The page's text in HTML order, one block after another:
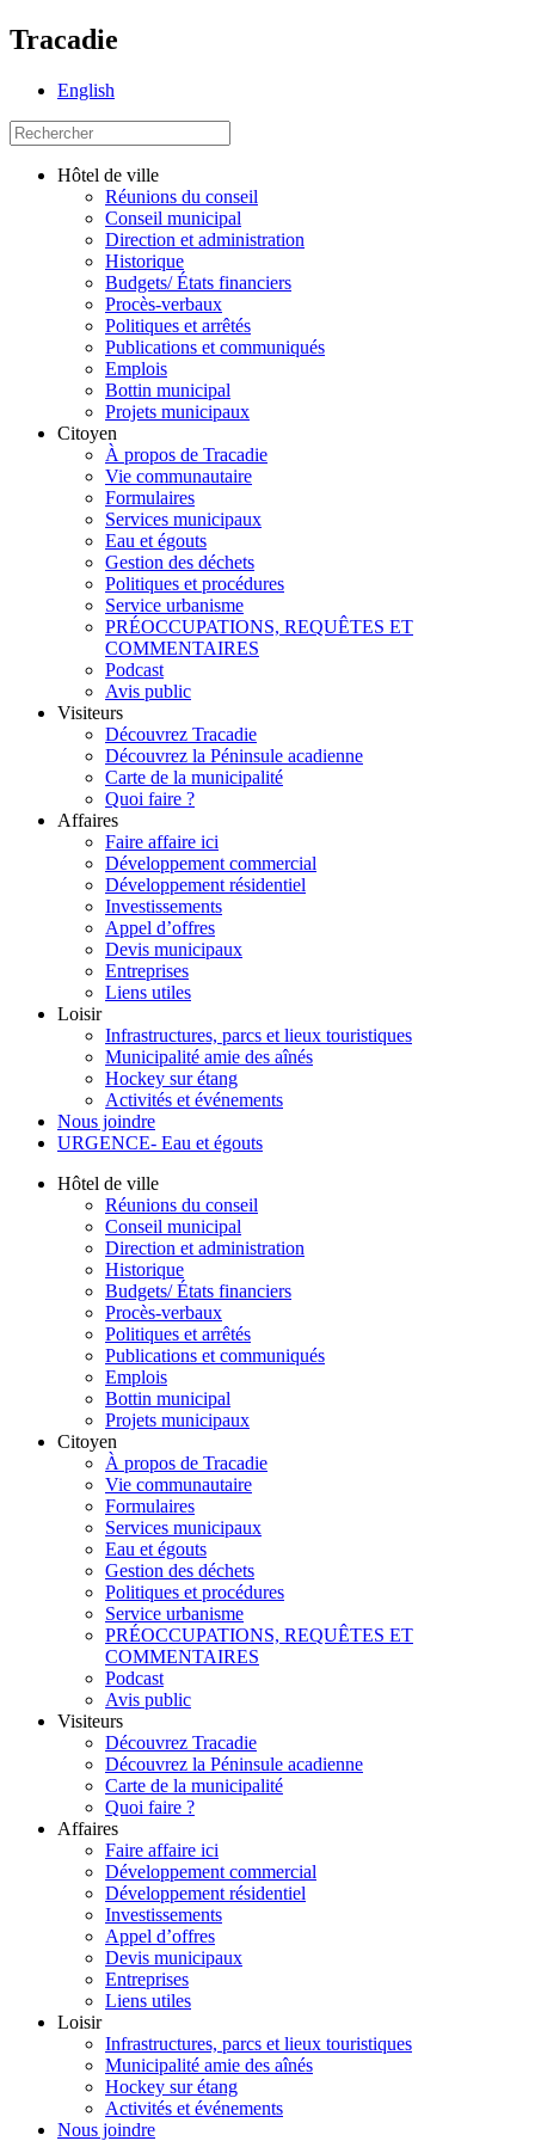
Tracadie
English
Hôtel de ville
Réunions du conseil
Conseil municipal
Direction et administration
Historique
Budgets/ États financiers
Procès-verbaux
Politiques et arrêtés
Publications et communiqués
Emplois
Bottin municipal
Projets municipaux
Citoyen
À propos de Tracadie
Vie communautaire
Formulaires
Services municipaux
Eau et égouts
Gestion des déchets
Politiques et procédures
Service urbanisme
PRÉOCCUPATIONS, REQUÊTES ET
COMMENTAIRES
Podcast
Avis public
Visiteurs
Découvrez Tracadie
Découvrez la Péninsule acadienne
Carte de la municipalité
Quoi faire ?
Affaires
Faire affaire ici
Développement commercial
Développement résidentiel
Investissements
Appel d’offres
Devis municipaux
Entreprises
Liens utiles
Loisir
Infrastructures, parcs et lieux touristiques
Municipalité amie des aînés
Hockey sur étang
Activités et événements
Nous joindre
URGENCE- Eau et égouts
Hôtel de ville
Réunions du conseil
Conseil municipal
Direction et administration
Historique
Budgets/ États financiers
Procès-verbaux
Politiques et arrêtés
Publications et communiqués
Emplois
Bottin municipal
Projets municipaux
Citoyen
À propos de Tracadie
Vie communautaire
Formulaires
Services municipaux
Eau et égouts
Gestion des déchets
Politiques et procédures
Service urbanisme
PRÉOCCUPATIONS, REQUÊTES ET
COMMENTAIRES
Podcast
Avis public
Visiteurs
Découvrez Tracadie
Découvrez la Péninsule acadienne
Carte de la municipalité
Quoi faire ?
Affaires
Faire affaire ici
Développement commercial
Développement résidentiel
Investissements
Appel d’offres
Devis municipaux
Entreprises
Liens utiles
Loisir
Infrastructures, parcs et lieux touristiques
Municipalité amie des aînés
Hockey sur étang
Activités et événements
Nous joindre